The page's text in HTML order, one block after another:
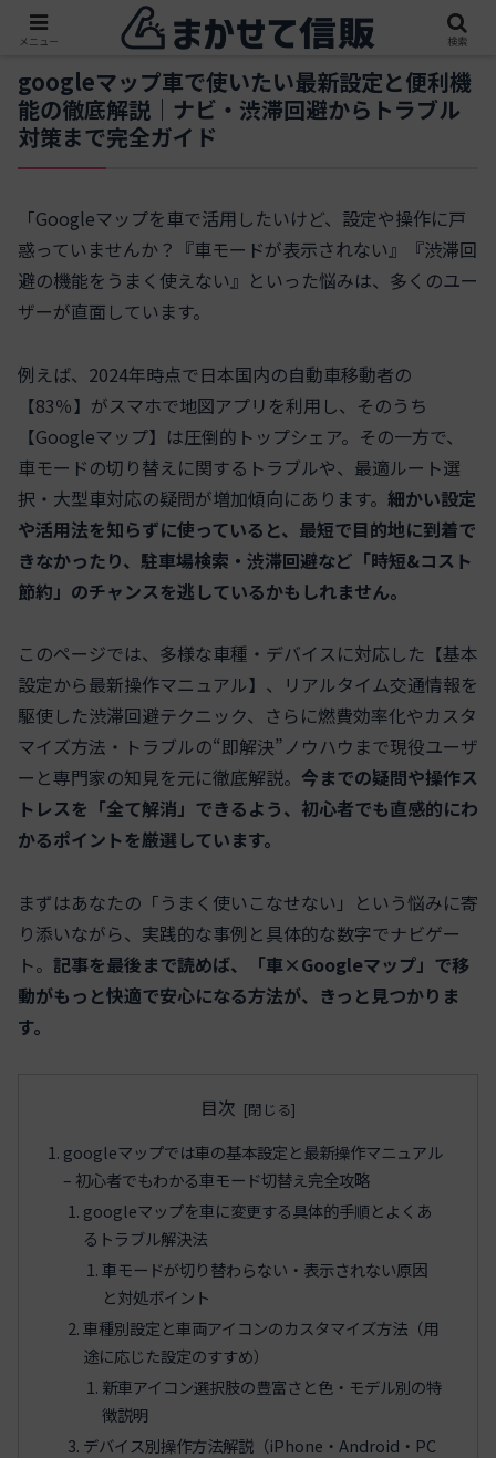
googleマップ車で使いたい最新設定と便利機
能の徹底解説｜ナビ・渋滞回避からトラブル
対策まで完全ガイド
「Googleマップを車で活用したいけど、設定や操作に戸
惑っていませんか？『車モードが表示されない』『渋滞回
避の機能をうまく使えない』といった悩みは、多くのユー
ザーが直面しています。
例えば、2024年時点で日本国内の自動車移動者の
【83％】がスマホで地図アプリを利用し、そのうち
【Googleマップ】は圧倒的トップシェア。その一方で、
車モードの切り替えに関するトラブルや、最適ルート選
択・大型車対応の疑問が増加傾向にあります。 細かい設定
や活用法を知らずに使っていると、最短で目的地に到着で
きなかったり、駐車場検索・渋滞回避など「時短&コスト
節約」のチャンスを逃しているかもしれません。
このページでは、多様な車種・デバイスに対応した【基本
設定から最新操作マニュアル】、リアルタイム交通情報を
駆使した渋滞回避テクニック、さらに燃費効率化やカスタ
マイズ方法・トラブルの“即解決”ノウハウまで現役ユーザ
ーと専門家の知見を元に徹底解説。 今までの疑問や操作ス
トレスを「全て解消」できるよう、初心者でも直感的にわ
かるポイントを厳選しています。
まずはあなたの「うまく使いこなせない」という悩みに寄
り添いながら、実践的な事例と具体的な数字でナビゲー
ト。 記事を最後まで読めば、「車×Googleマップ」で移
動がもっと快適で安心になる方法が、きっと見つかりま
す。
目次
googleマップでは車の基本設定と最新操作マニュアル
– 初心者でもわかる車モード切替え完全攻略
googleマップを車に変更する具体的手順とよくあ
るトラブル解決法
車モードが切り替わらない・表示されない原因
と対処ポイント
車種別設定と車両アイコンのカスタマイズ方法（用
途に応じた設定のすすめ）
新車アイコン選択肢の豊富さと色・モデル別の特
徴説明
デバイス別操作方法解説（iPhone・Android・PC
メニュー 検索